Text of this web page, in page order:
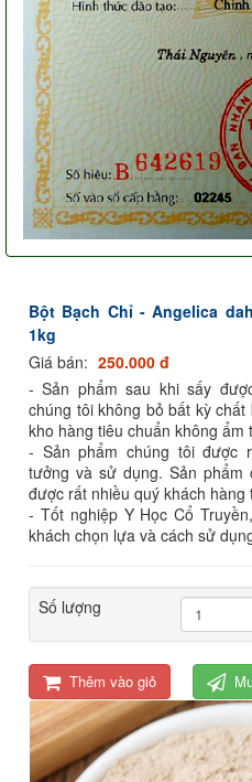
Bột Bạch Chỉ - Angelica
1kg
Giá bán: 250.000 đ
- Sản phẩm sau khi sấy
chúng tôi không bỏ bất kỳ
kho hàng tiêu chuẩn không ẩm
- Sản phẩm chúng tôi được
tưởng và sử dụng. Sản
được rất nhiều quý khách
- Tốt nghiệp Y Học Cổ
khách chọn lựa và cách sử
Số lượng
Thêm vào giỏ